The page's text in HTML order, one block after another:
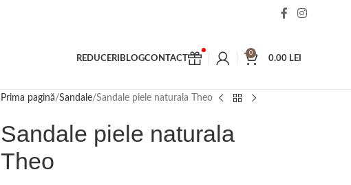
REDUCERI BLOGCONTACT
0
0.00 LEI
Prima pagină Sandale Sandale piele naturala Theo
Sandale piele naturala
Theo